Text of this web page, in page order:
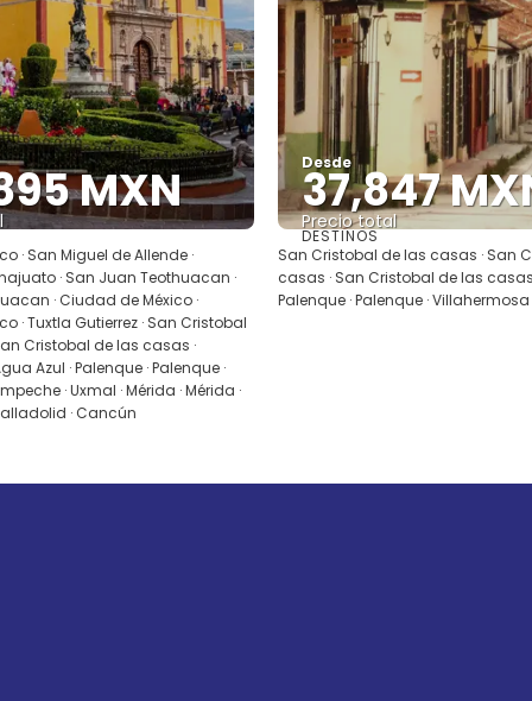
MXN
Ver
· San Miguel de Allende ·
· San Juan Teothuacan ·
· Ciudad de México ·
· Tuxtla Gutierrez · San Cristobal
Cristobal de las casas ·
Azul · Palenque · Palenque ·
· Uxmal · Mérida · Mérida ·
· Cancún
Desde
37,847
Precio total
Ver
DESTINOS
San Cristobal de las casas · San
casas · San Cristobal de las casas
Palenque · Palenque · Villahermosa